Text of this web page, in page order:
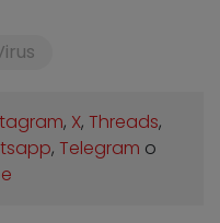
, X, Threads,
, Telegram o